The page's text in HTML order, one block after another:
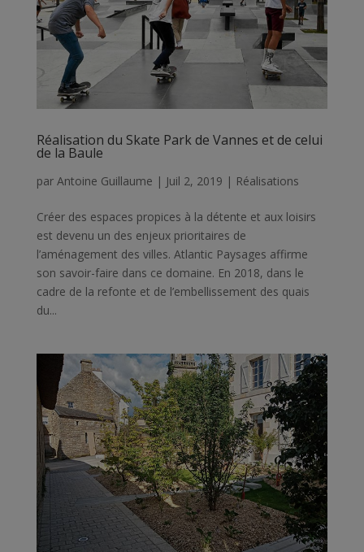
Réalisation du Skate Park de Vannes et de celui
de la Baule
par Antoine Guillaume | Juil 2, 2019 | Réalisations
Créer des espaces propices à la détente et aux loisirs
est devenu un des enjeux prioritaires de
l’aménagement des villes. Atlantic Paysages affirme
son savoir-faire dans ce domaine. En 2018, dans le
cadre de la refonte et de l’embellissement des quais
du...